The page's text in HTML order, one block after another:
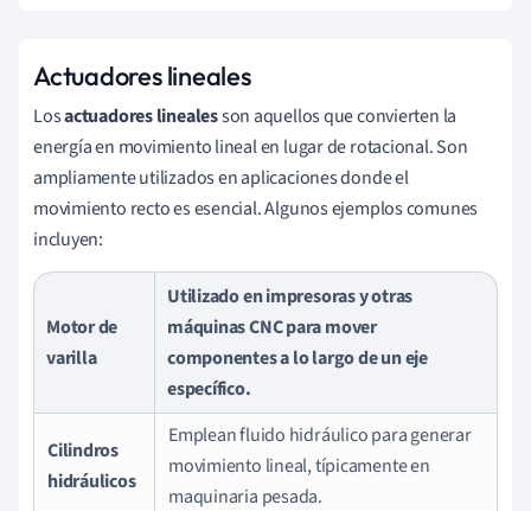
Actuadores lineales
Losactuadores linealesson aquellos que convierten la
energía en movimiento lineal en lugar de rotacional. Son
ampliamente utilizados en aplicaciones donde el
movimiento recto es esencial. Algunos ejemplos comunes
incluyen:
Motor de
varilla
Utilizado en impresoras y otras
máquinas CNC para mover
componentes a lo largo de un eje
específico.
Cilindros
hidráulicos
Emplean fluido hidráulico para generar
movimiento lineal, típicamente en
maquinaria pesada.